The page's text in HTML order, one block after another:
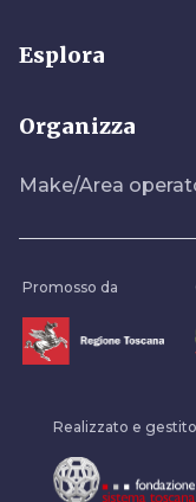
Esplora
Organizza
Make/Area
Promosso da
Realizzato e